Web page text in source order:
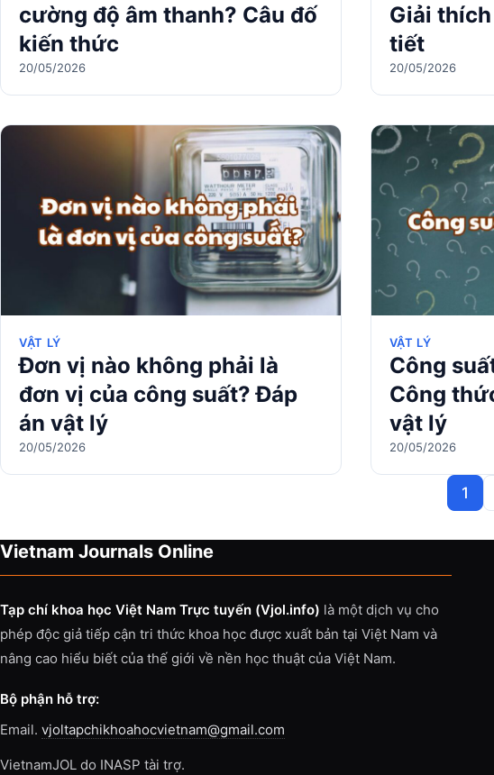
cường độ âm thanh? Câu đố
kiến thức
20/05/2026
Giải
tiết
20/05/2026
VẬT LÝ
Đơn vị nào không phải là
đơn vị của công suất? Đáp
án vật lý
20/05/2026
VẬT LÝ
Công
Công
vật lý
20/05/2026
1
Vietnam Journals Online
Tạp chí khoa học Việt Nam Trực tuyến (Vjol.info) là một dịch vụ cho
phép độc giả tiếp cận tri thức khoa học được xuất bản tại Việt Nam và
nâng cao hiểu biết của thế giới về nền học thuật của Việt Nam.
Bộ phận hỗ trợ:
Email. vjoltapchikhoahocvietnam@gmail.com
VietnamJOL do INASP tài trợ.